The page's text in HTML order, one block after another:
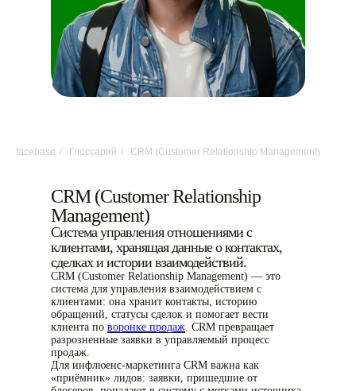
facebase / Глоссарий / CRM (Customer Relationship Management)
CRM (Customer Relationship
Management)
Система управления отношениями с
клиентами, хранящая данные о контактах,
сделках и истории взаимодействий.
CRM (Customer Relationship Management) — это
система для управления взаимодействием с
клиентами: она хранит контакты, историю
обращений, статусы сделок и помогает вести
клиента по воронке продаж. CRM превращает
разрозненные заявки в управляемый процесс
продаж.
Для инфлюенс-маркетинга CRM важна как
«приёмник» лидов: заявки, пришедшие от